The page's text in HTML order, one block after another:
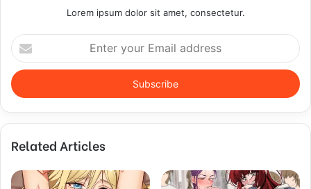
Lorem ipsum dolor sit amet, consectetur.
E
n
e
y
u
E
Related Articles